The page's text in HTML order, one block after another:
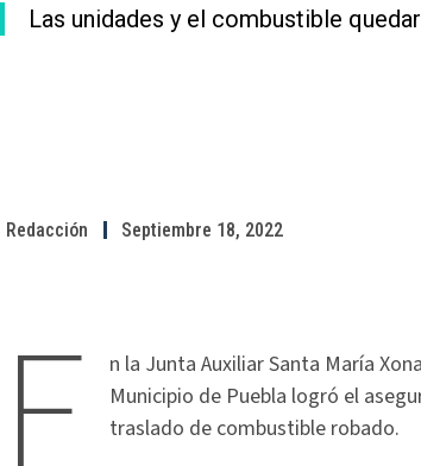
Las unidades y el combustible
Redacción Septiembre 18, 2022
n la Junta Auxiliar Santa María
Municipio de Puebla logró el
traslado de combustible robado.